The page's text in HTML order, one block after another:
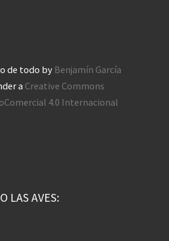
de todo by Benjamín García
a Creative Commons
4.0 Internacional
LAS AVES: